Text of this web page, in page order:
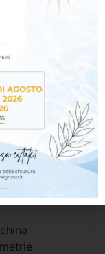
nel tempo
in condizioni
o a
preparati.
esterni
supporto
(protezione